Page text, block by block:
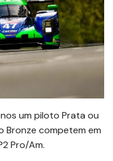
um piloto Prata ou
Bronze competem em
Pro/Am.